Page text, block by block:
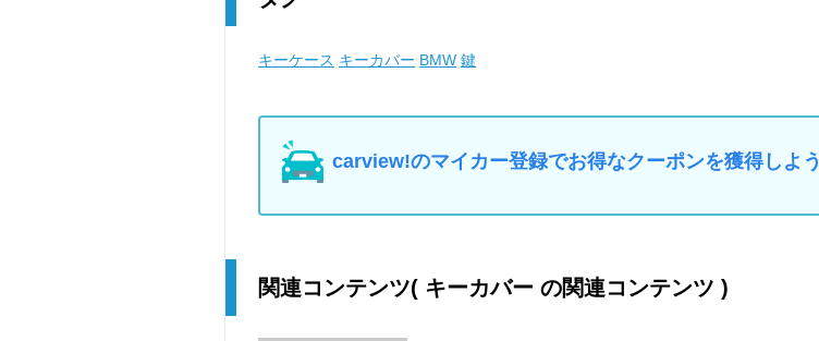
キーケース キーカバー BMW 鍵
carview!のマイカー登録でお得なクーポンを獲得しよう
関連コンテンツ( キーカバー の関連コンテンツ )